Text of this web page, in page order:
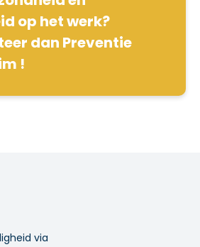
op het werk?
dan Preventie
!
via